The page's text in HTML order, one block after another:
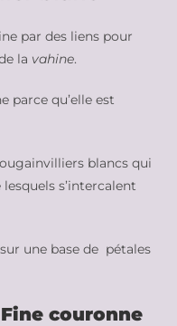
par des liens pour
la vahine.
parce qu’elle est
blancs qui
s’intercalent
une base de pétales
couronne